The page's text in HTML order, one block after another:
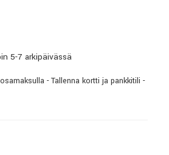
5-7 arkipäivässä
- Tallenna kortti ja pankkitili -